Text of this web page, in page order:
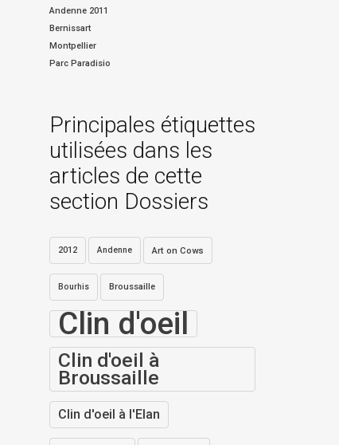
Andenne 2011
Bernissart
Montpellier
Parc Paradisio
Principales étiquettes
utilisées dans les
articles de cette
section Dossiers
2012 Andenne Art on Cows
Bourhis Broussaille
Clin d'oeil
Clin d'oeil à
Broussaille
Clin d'oeil à l'Elan